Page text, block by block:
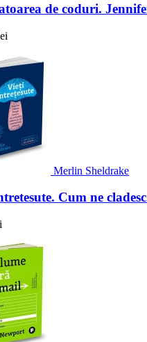
de coduri.
Merlin Sheldrake
Cum ne